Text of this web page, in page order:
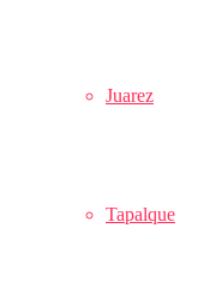
Juarez
Tapalque